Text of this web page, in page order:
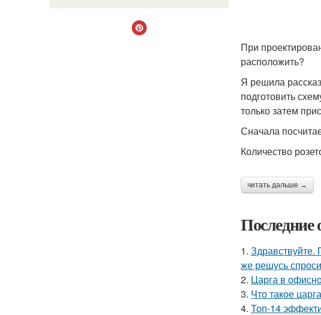
При
расположить?
Я решила
подготовить
только затем
Сначала
Количество
читать дальше →
Последние
1. Здравствуйте.
же решусь
2. Царга в
3. Что такое
4. Топ-14